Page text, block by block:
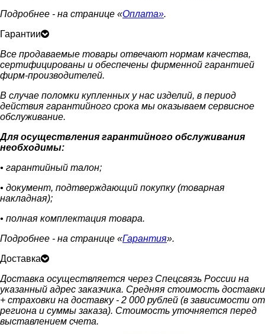
Подробнее - на странице «Оплата».
Гарантии
Все продаваемые товары отвечают нормам качества,
сертифицированы и обеспечены фирменной гарантией
фирм-производителей.
В случае поломки купленных у нас изделий, в период
действия гарантийного срока мы оказываем сервисное
обслуживание.
Для осуществления гарантийного обслуживания
необходимы:
• гарантийный талон;
• документ, подтверждающий покупку (товарная
накладная);
• полная комплектация товара.
Подробнее - на странице «Гарантия».
Доставка
Доставка осуществляется через Спецсвязь России на
указанный адрес заказчика. Средняя стоимость доставки
+ страховки на доставку - 2 000 рублей (в зависимости от
региона и суммы заказа). Стоимость уточняется перед
выставлением счета.